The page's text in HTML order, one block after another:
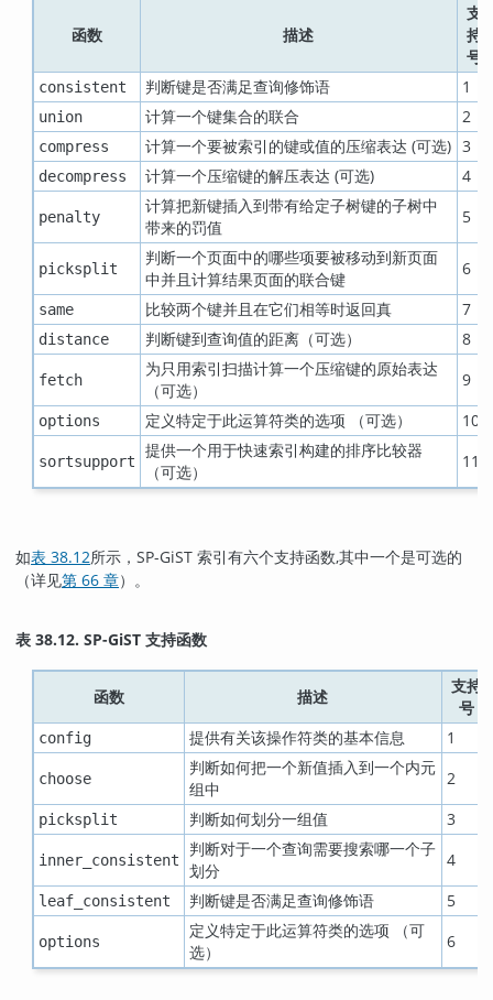
函数 描述
支
持
号
consistent 判断键是否满足查询修饰语 1
union 计算一个键集合的联合 2
compress 计算一个要被索引的键或值的压缩表达 (可选) 3
decompress 计算一个压缩键的解压表达 (可选) 4
penalty
计算把新键插入到带有给定子树键的子树中
带来的罚值
5
picksplit
判断一个页面中的哪些项要被移动到新页面
中并且计算结果页面的联合键
6
same 比较两个键并且在它们相等时返回真 7
distance 判断键到查询值的距离（可选） 8
fetch
为只用索引扫描计算一个压缩键的原始表达
（可选）
9
options 定义特定于此运算符类的选项 （可选） 10
sortsupport
提供一个用于快速索引构建的排序比较器
（可选）
11
如表 38.12所示，SP-GiST 索引有六个支持函数,其中一个是可选的
（详见第 66 章）。
表 38.12. SP-GiST 支持函数
函数 描述
支持
号
config 提供有关该操作符类的基本信息 1
choose
判断如何把一个新值插入到一个内元
组中
2
picksplit 判断如何划分一组值 3
inner_consistent
判断对于一个查询需要搜索哪一个子
划分
4
leaf_consistent 判断键是否满足查询修饰语 5
options
定义特定于此运算符类的选项 （可
选）
6